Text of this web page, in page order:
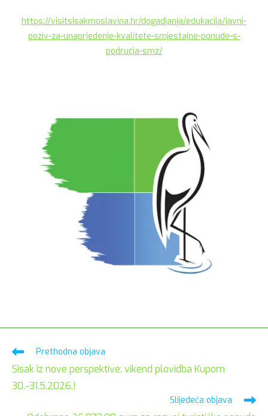
https://visitsisakmoslavina.hr/dogadjanja/edukacija/javni-
poziv-za-unaprjedenje-kvalitete-smjestajne-ponude-s-
podrucja-smz/
Pročitaj
članaka
Prethodna objava
Sisak iz nove perspektive: vikend plovidba Kupom
30.-31.5.2026.!
Slijedeća objava